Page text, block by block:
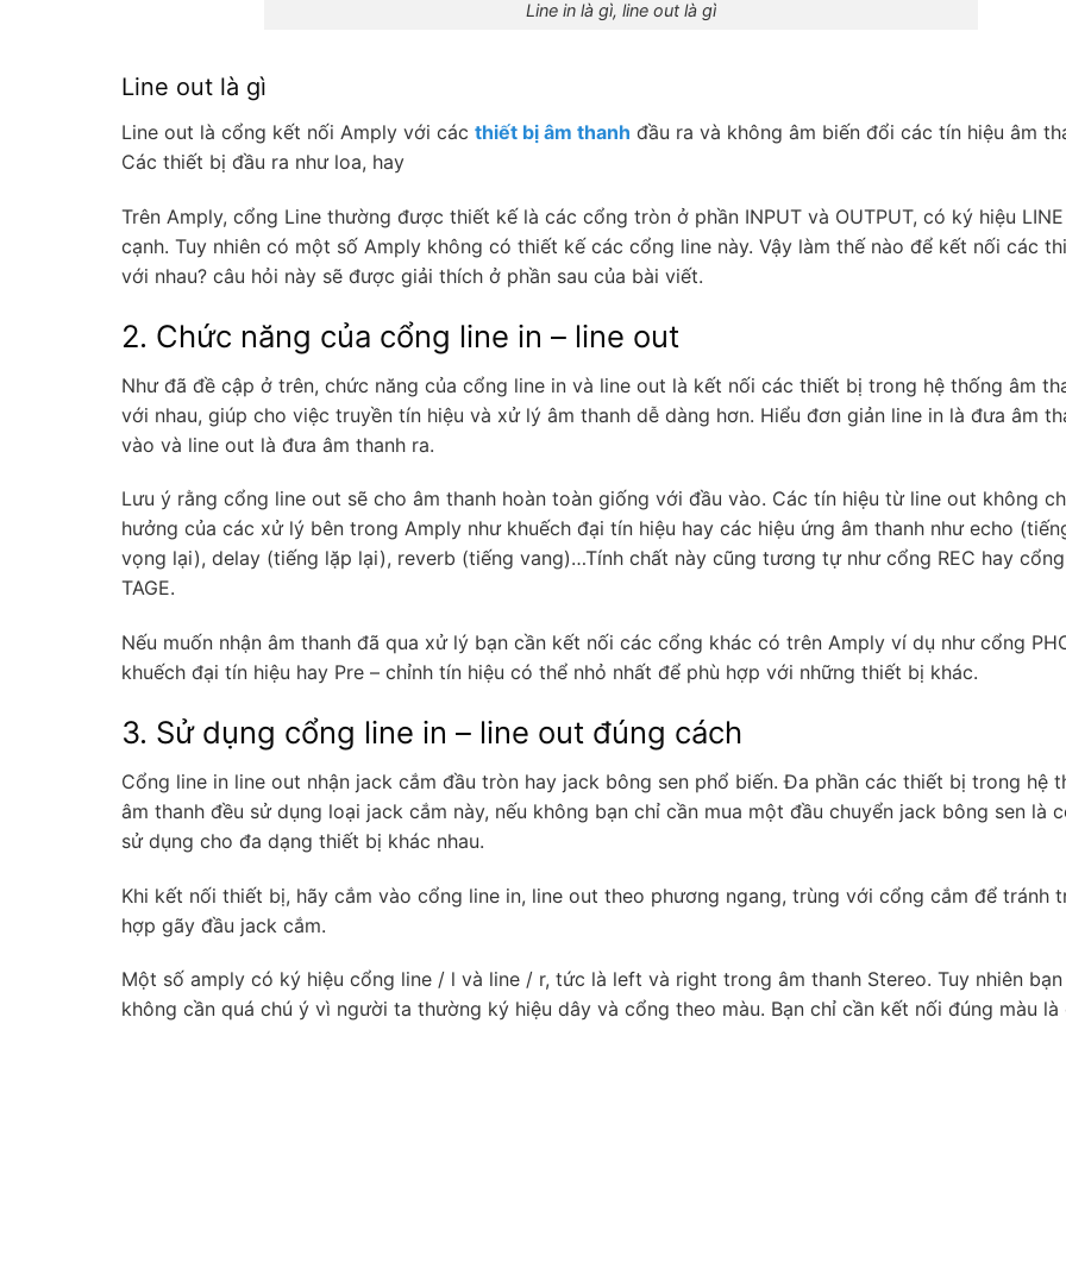
Line in là gì, line out là gì
Line out là gì
Line out là cổng kết nối Amply với các thiết bị âm thanh đầu ra và không âm biến đổi các tín hiệu âm
Các thiết bị đầu ra như loa, hay
Trên Amply, cổng Line thường được thiết kế là các cổng tròn ở phần INPUT và OUTPUT, có ký hiệu
cạnh. Tuy nhiên có một số Amply không có thiết kế các cổng line này. Vậy làm thế nào để kết nối các
với nhau? câu hỏi này sẽ được giải thích ở phần sau của bài viết.
2. Chức năng của cổng line in – line out
Như đã đề cập ở trên, chức năng của cổng line in và line out là kết nối các thiết bị trong hệ thống âm
với nhau, giúp cho việc truyền tín hiệu và xử lý âm thanh dễ dàng hơn. Hiểu đơn giản line in là đưa âm
vào và line out là đưa âm thanh ra.
Lưu ý rằng cổng line out sẽ cho âm thanh hoàn toàn giống với đầu vào. Các tín hiệu từ line out không
hưởng của các xử lý bên trong Amply như khuếch đại tín hiệu hay các hiệu ứng âm thanh như echo
vọng lại), delay (tiếng lặp lại), reverb (tiếng vang)…Tính chất này cũng tương tự như cổng REC hay cổng
TAGE.
Nếu muốn nhận âm thanh đã qua xử lý bạn cần kết nối các cổng khác có trên Amply ví dụ như cổng
khuếch đại tín hiệu hay Pre – chỉnh tín hiệu có thể nhỏ nhất để phù hợp với những thiết bị khác.
3. Sử dụng cổng line in – line out đúng cách
Cổng line in line out nhận jack cắm đầu tròn hay jack bông sen phổ biến. Đa phần các thiết bị trong hệ
âm thanh đều sử dụng loại jack cắm này, nếu không bạn chỉ cần mua một đầu chuyển jack bông sen là
sử dụng cho đa dạng thiết bị khác nhau.
Khi kết nối thiết bị, hãy cắm vào cổng line in, line out theo phương ngang, trùng với cổng cắm để tránh
hợp gãy đầu jack cắm.
Một số amply có ký hiệu cổng line / l và line / r, tức là left và right trong âm thanh Stereo. Tuy nhiên
không cần quá chú ý vì người ta thường ký hiệu dây và cổng theo màu. Bạn chỉ cần kết nối đúng màu là